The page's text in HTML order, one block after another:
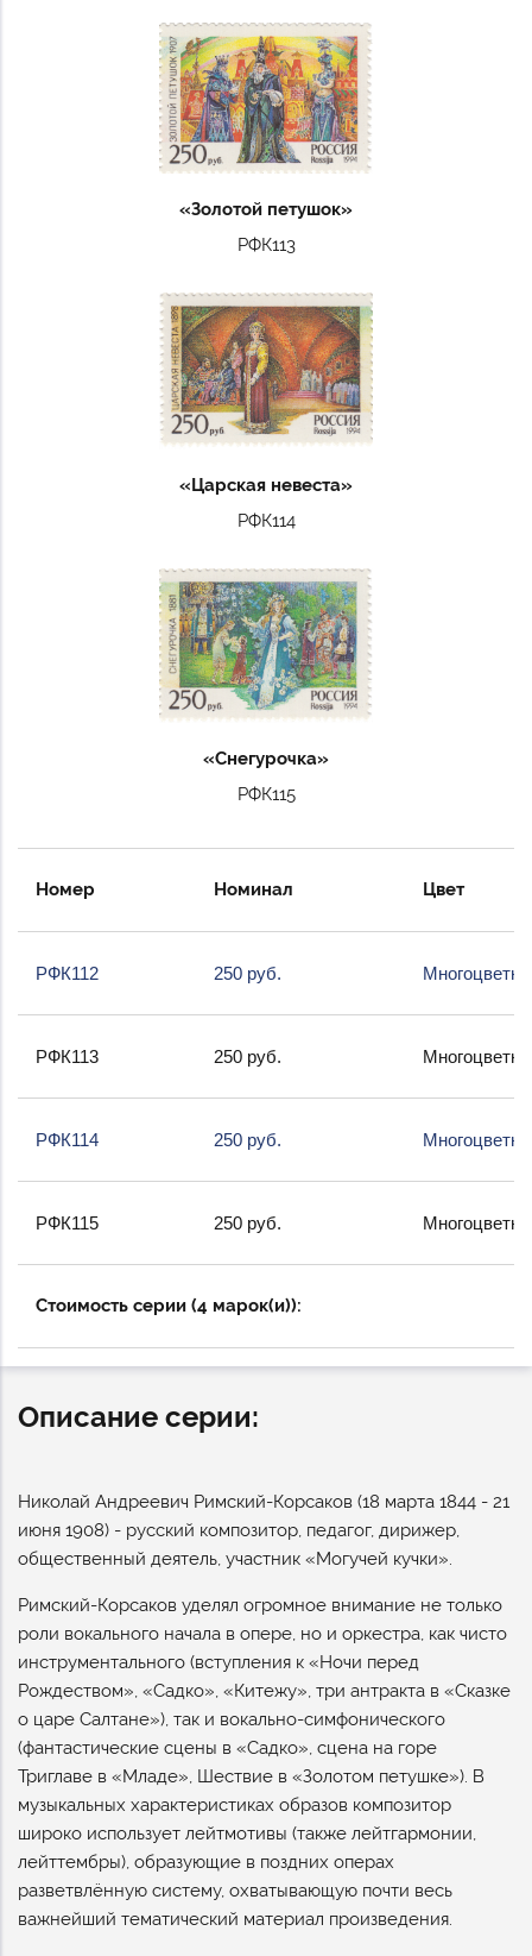
«Золотой петушок»
РФК113
«Царская невеста»
РФК114
«Снегурочка»
РФК115
Номер Номинал Цвет
РФК112 250 руб.
РФК113 250 руб.
РФК114 250 руб.
РФК115 250 руб.
Стоимость серии (4 марок(и)):
Описание серии:
Николай Андреевич Римский-Корсаков (18 марта 1844 - 21
июня 1908) - русский композитор, педагог, дирижер,
общественный деятель, участник «Могучей кучки».
Римский-Корсаков уделял огромное внимание не только
роли вокального начала в опере, но и оркестра, как чисто
инструментального (вступления к «Ночи перед
Рождеством», «Садко», «Китежу», три антракта в «Сказке
о царе Салтане»), так и вокально-симфонического
(фантастические сцены в «Садко», сцена на горе
Триглаве в «Младе», Шествие в «Золотом петушке»). В
музыкальных характеристиках образов композитор
широко использует лейтмотивы (также лейтгармонии,
лейттембры), образующие в поздних операх
разветвлённую систему, охватывающую почти весь
важнейший тематический материал произведения.